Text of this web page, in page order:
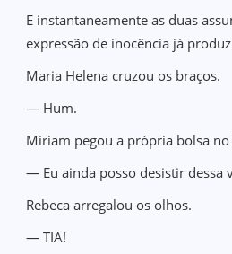
E instantaneamente as duas
expressão de inocência já
Maria Helena cruzou os braços.
— Hum.
Miriam pegou a própria bolsa
— Eu ainda posso desistir dessa
Rebeca arregalou os olhos.
— TIA!